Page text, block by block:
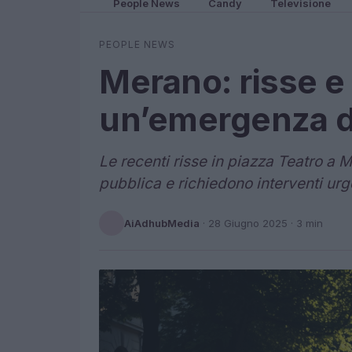
People News Candy Televisione
PEOPLE NEWS
Merano: risse
un’emergenza
Le recenti risse in piazza Teatro a
pubblica e richiedono interventi
AiAdhubMedia · 28 Giugno 2025 · 3 min